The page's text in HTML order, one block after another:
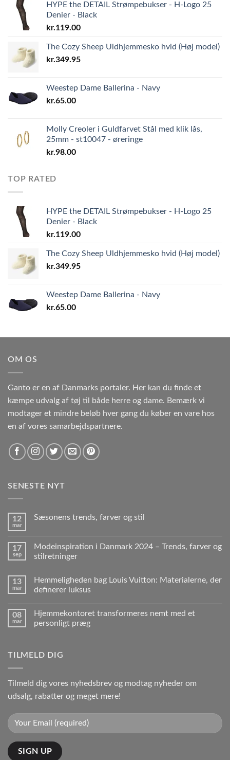
HYPE the DETAIL Strømpebukser - H-Logo 25
Denier - Black
kr.119.00
The Cozy Sheep Uldhjemmesko hvid (Høj model)
kr.349.95
Weestep Dame Ballerina - Navy
kr.65.00
Molly Creoler i Guldfarvet Stål med klik lås,
25mm - st10047 - øreringe
kr.98.00
TOP RATED
HYPE the DETAIL Strømpebukser - H-Logo 25
Denier - Black
kr.119.00
The Cozy Sheep Uldhjemmesko hvid (Høj model)
kr.349.95
Weestep Dame Ballerina - Navy
kr.65.00
OM OS
Ganto er en af Danmarks portaler. Her kan du finde et
kæmpe udvalg af tøj til både herre og dame. Bemærk vi
modtager et mindre beløb hver gang du køber en vare hos
en af vores samarbejdspartnere.
SENESTE NYT
12
mar
Sæsonens trends, farver og stil
17
sep
Modeinspiration i Danmark 2024 – Trends, farver og
stilretninger
13
mar
Hemmeligheden bag Louis Vuitton: Materialerne, der
definerer luksus
08
mar
Hjemmekontoret transformeres nemt med et
personligt præg
TILMELD DIG
Tilmeld dig vores nyhedsbrev og modtag nyheder om
udsalg, rabatter og meget mere!